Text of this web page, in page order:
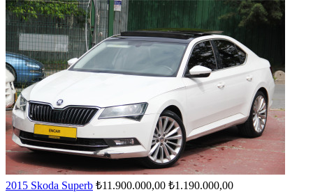
2015 Skoda Superb ₺11.900.000,00 ₺1.190.000,00